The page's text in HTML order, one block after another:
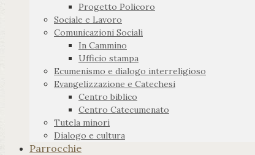
Progetto Policoro
Sociale e Lavoro
Comunicazioni Sociali
In Cammino
Ufficio stampa
Ecumenismo e dialogo interreligioso
Evangelizzazione e Catechesi
Centro biblico
Centro Catecumenato
Tutela minori
Dialogo e cultura
Parrocchie